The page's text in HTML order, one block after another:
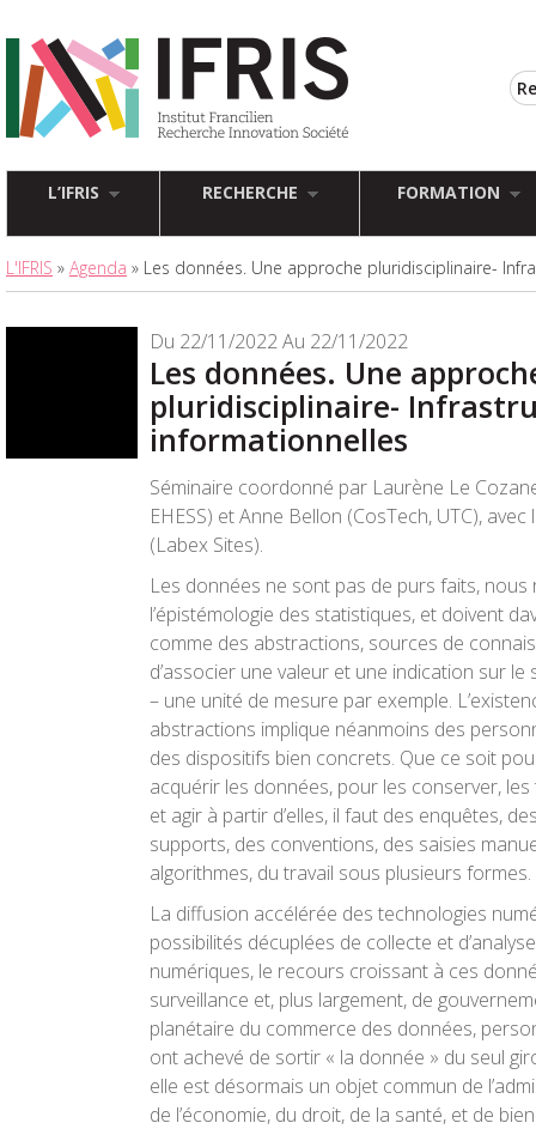
L’IFRIS RECHERCHE FORMATION
L'IFRIS » Agenda » Les données. Une approche pluridisciplinaire-
Du 22/11/2022 Au 22/11/2022
Les données. Une
pluridisciplinaire-
informationnelles
Séminaire coordonné par Laurène Le
EHESS) et Anne Bellon (CosTech, UTC), avec
(Labex Sites).
Les données ne sont pas de purs faits, nous
l’épistémologie des statistiques, et doivent
comme des abstractions, sources de
d’associer une valeur et une indication sur
– une unité de mesure par exemple.
abstractions implique néanmoins des
des dispositifs bien concrets. Que ce soit
acquérir les données, pour les conserver,
et agir à partir d’elles, il faut des enquêtes,
supports, des conventions, des saisies
algorithmes, du travail sous plusieurs formes.
La diffusion accélérée des technologies
possibilités décuplées de collecte et
numériques, le recours croissant à ces
surveillance et, plus largement, de
planétaire du commerce des données,
ont achevé de sortir « la donnée » du seul
elle est désormais un objet commun de
de l’économie, du droit, de la santé, et de